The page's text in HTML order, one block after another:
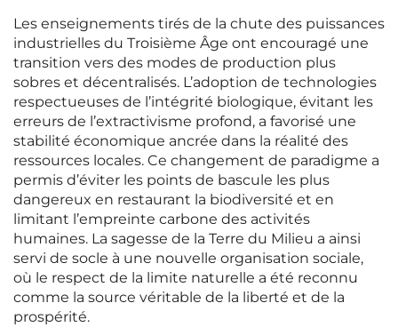
Les enseignements tirés de la chute des puissances
industrielles du Troisième Âge ont encouragé une
transition vers des modes de production plus
sobres et décentralisés. L’adoption de technologies
respectueuses de l’intégrité biologique, évitant les
erreurs de l’extractivisme profond, a favorisé une
stabilité économique ancrée dans la réalité des
ressources locales. Ce changement de paradigme a
permis d’éviter les points de bascule les plus
dangereux en restaurant la biodiversité et en
limitant l’empreinte carbone des activités
humaines. La sagesse de la Terre du Milieu a ainsi
servi de socle à une nouvelle organisation sociale,
où le respect de la limite naturelle a été reconnu
comme la source véritable de la liberté et de la
prospérité.